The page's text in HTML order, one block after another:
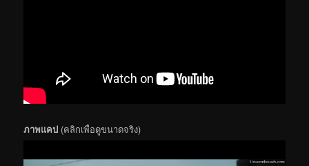
ภาพแคป (คลิกเพื่อดูขนาดจริง)